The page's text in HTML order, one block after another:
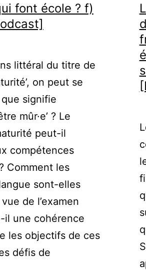
font école ? f)
littéral du titre de
on peut se
signifie
mûr·e’ ? Le
peut-il
compétences
Comment les
sont-elles
de l’examen
il une cohérence
les objectifs de ces
défis de